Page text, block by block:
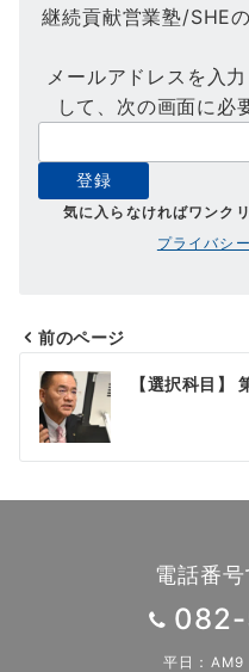
継続貢献営業塾/SHE
メールアドレスを入
して、次の画面に必
気に入らなければワンク
プライバシ
投
稿
ナ
ビ
前のページ
【選択科目
電話番
平日：AM9